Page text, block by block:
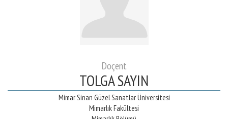
Doçent
TOLGA SAYIN
Mimar Sinan Güzel Sanatlar Üniversitesi
Mimarlık Fakültesi